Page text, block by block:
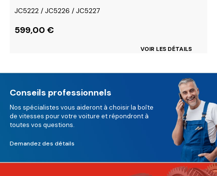
JC5222 / JC5226 / JC5227
599,00 €
VOIR LES DÉTAILS
Conseils professionnels
Nos spécialistes vous aideront à choisir la boîte
de vitesses pour votre voiture et répondront à
toutes vos questions.
Demandez des détails